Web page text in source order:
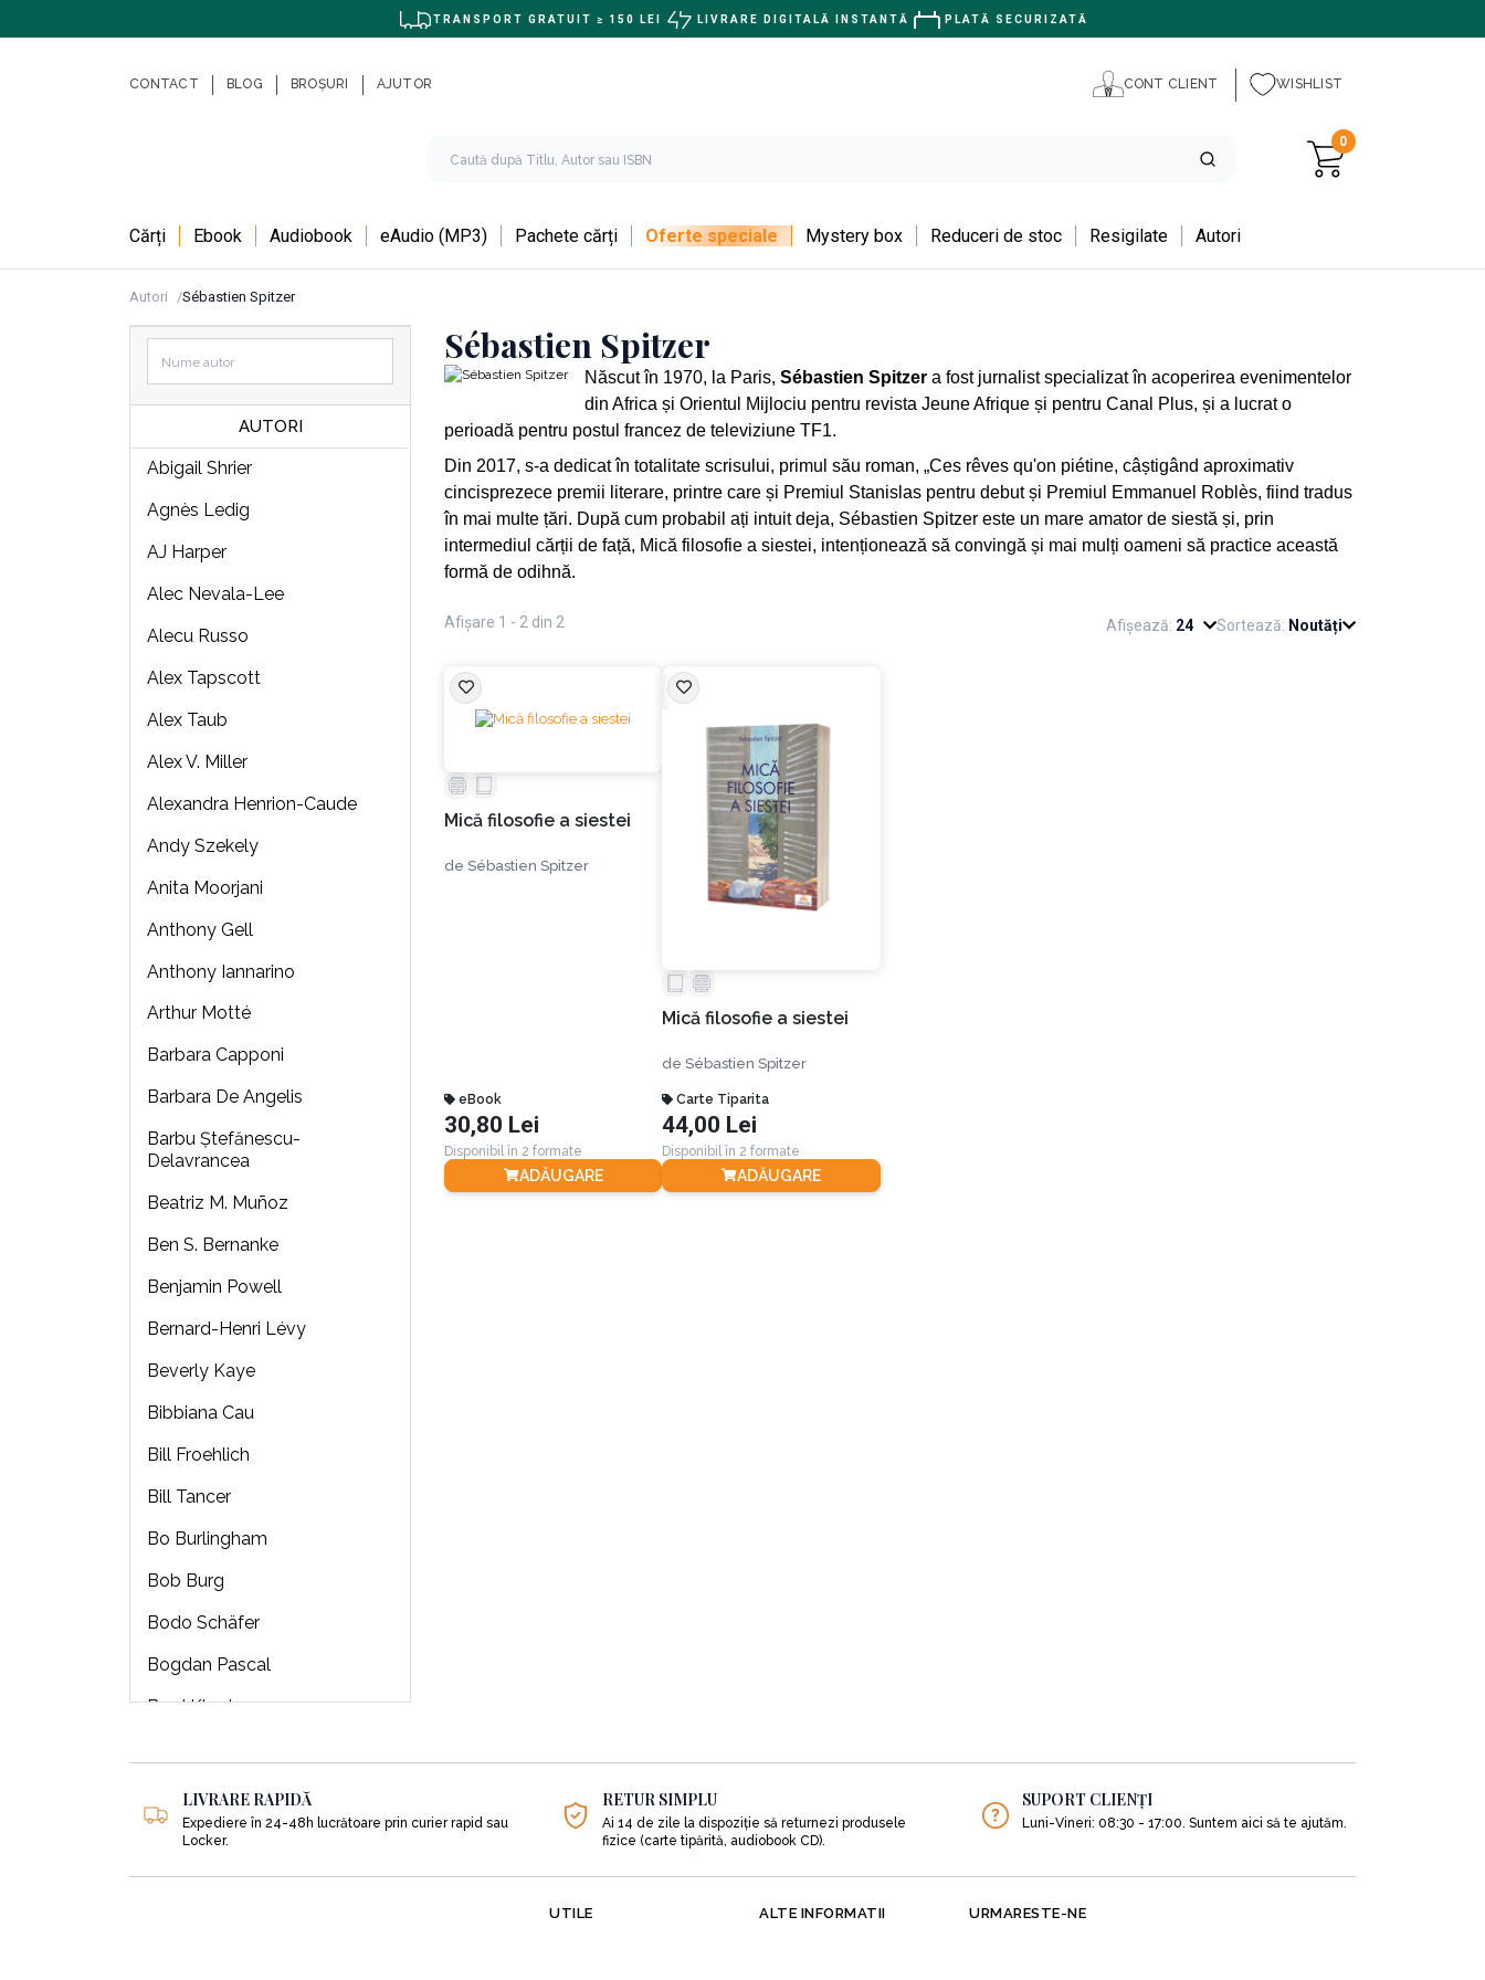
TRANSPORT GRATUIT ≥ 150 LEI LIVRARE DIGITALĂ INSTANTĂ PLATĂ SECURIZATĂ
CONTACT BLOG BROȘURI AJUTOR CONT CLIENT WISHLIST
0
Cărți Ebook Audiobook eAudio (MP3) Pachete cărți Oferte speciale Mystery box Reduceri de stoc Resigilate Autori
Autori Sébastien Spitzer
AUTORI
Abigail Shrier
Agnès Ledig
AJ Harper
Alec Nevala-Lee
Alecu Russo
Alex Tapscott
Alex Taub
Alex V. Miller
Alexandra Henrion-Caude
Andy Szekely
Anita Moorjani
Anthony Gell
Anthony Iannarino
Arthur Motté
Barbara Capponi
Barbara De Angelis
Barbu Ştefănescu-
Delavrancea
Beatriz M. Muñoz
Ben S. Bernanke
Benjamin Powell
Bernard-Henri Lévy
Beverly Kaye
Bibbiana Cau
Bill Froehlich
Bill Tancer
Bo Burlingham
Bob Burg
Bodo Schäfer
Bogdan Pascal
Brad Klontz
Brian J Robertson
Brian Tracy
Bryan Hubbard
Sébastien Spitzer
Născut în 1970, la Paris, Sébastien Spitzer a fost jurnalist specializat în acoperirea evenimentelor
din Africa și Orientul Mijlociu pentru revista Jeune Afrique și pentru Canal Plus, și a lucrat o
perioadă pentru postul francez de televiziune TF1.
Din 2017, s-a dedicat în totalitate scrisului, primul său roman, „Ces rêves qu'on piétine, câștigând aproximativ
cincisprezece premii literare, printre care și Premiul Stanislas pentru debut și Premiul Emmanuel Roblès, fiind tradus
în mai multe țări. După cum probabil ați intuit deja, Sébastien Spitzer este un mare amator de siestă și, prin
intermediul cărții de față, Mică filosofie a siestei, intenționează să convingă și mai mulți oameni să practice această
formă de odihnă.
Afișare 1 - 2 din 2 Afișează: 24 Sortează: Noutăți
Mică filosofie a siestei
de Sébastien Spitzer
eBook
30,80 Lei
Disponibil în 2 formate
ADĂUGARE
Mică filosofie a siestei
deSébastien Spitzer
Carte Tiparita
44,00 Lei
Disponibil în 2 formate
ADĂUGARE
LIVRARE RAPIDĂ
Expediere în 24-48h lucrătoare prin curier rapid sau
Locker.
RETUR SIMPLU
Ai 14 de zile la dispoziție să returnezi produsele
fizice (carte tipărită, audiobook CD).
SUPORT CLIENȚI
Luni-Vineri: 08:30 - 17:00. Suntem aici să te ajutăm.
UTILE ALTE INFORMATII URMARESTE-NE